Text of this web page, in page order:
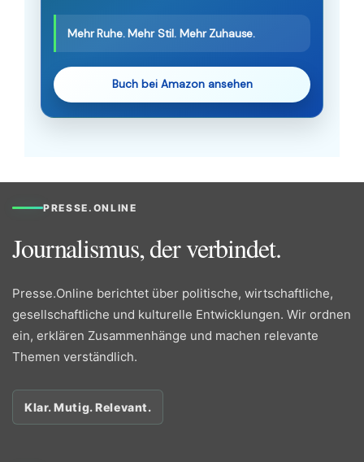
Mehr Ruhe. Mehr Stil. Mehr Zuhause.
Buch bei Amazon ansehen
PRESSE.ONLINE
Journalismus, der verbindet.
Presse.Online berichtet über politische, wirtschaftliche,
gesellschaftliche und kulturelle Entwicklungen. Wir ordnen
ein, erklären Zusammenhänge und machen relevante
Themen verständlich.
Klar. Mutig. Relevant.